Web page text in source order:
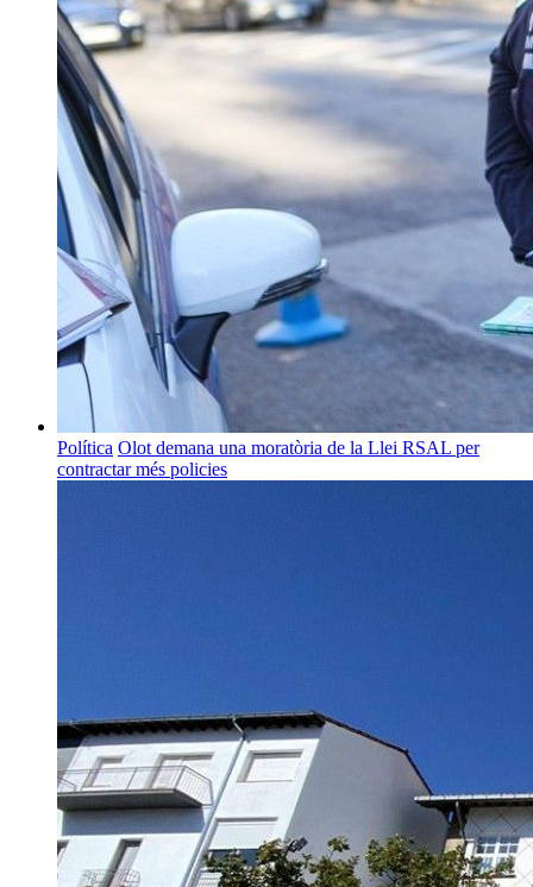
Política Olot demana una moratòria de la Llei RSAL per
contractar més policies